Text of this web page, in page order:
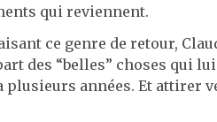
qui reviennent.
ce genre de retour,
des “belles” choses qui
plusieurs années. Et attirer